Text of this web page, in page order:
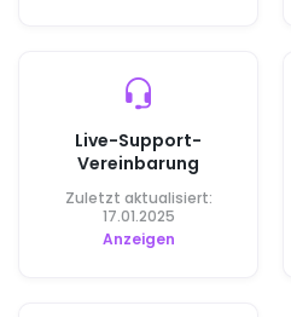
Live-Support-
Vereinbarung
Zuletzt aktualisiert:
17.01.2025
Anzeigen